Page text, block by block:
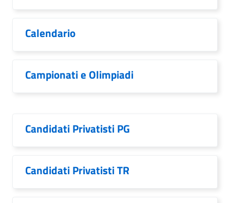
Calendario
Campionati e Olimpiadi
Candidati Privatisti PG
Candidati Privatisti TR